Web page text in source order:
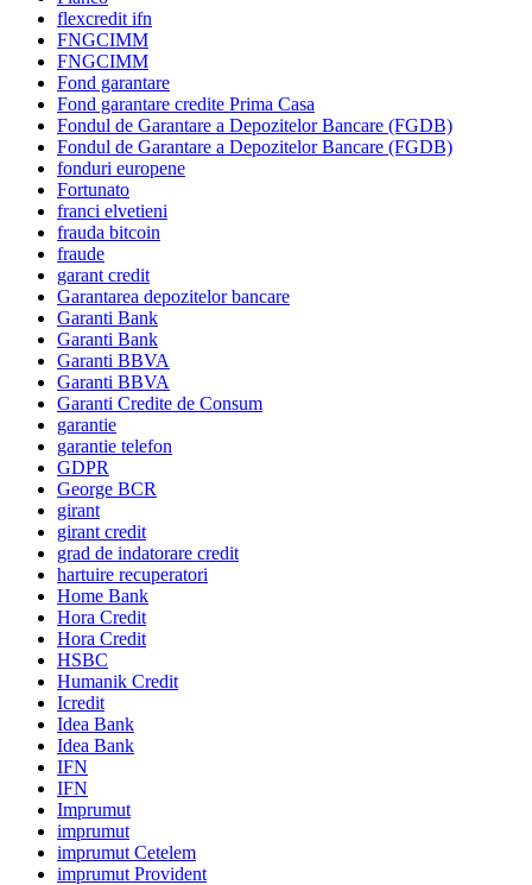
flexcredit ifn
FNGCIMM
FNGCIMM
Fond garantare
Fond garantare credite Prima Casa
Fondul de Garantare a Depozitelor Bancare (FGDB)
Fondul de Garantare a Depozitelor Bancare (FGDB)
fonduri europene
Fortunato
franci elvetieni
frauda bitcoin
fraude
garant credit
Garantarea depozitelor bancare
Garanti Bank
Garanti Bank
Garanti BBVA
Garanti BBVA
Garanti Credite de Consum
garantie
garantie telefon
GDPR
George BCR
girant
girant credit
grad de indatorare credit
hartuire recuperatori
Home Bank
Hora Credit
Hora Credit
HSBC
Humanik Credit
Icredit
Idea Bank
Idea Bank
IFN
IFN
Imprumut
imprumut
imprumut Cetelem
imprumut Provident